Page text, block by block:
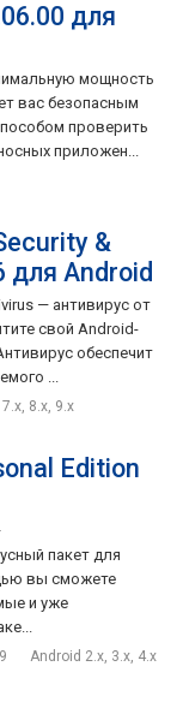
для
мощность
вас безопасным
проверить
приложен...
&
для Android
— антивирус от
свой Android-
обеспечит
...
8.x, 9.x
Edition
пакет для
вы сможете
и уже
Android 2.x, 3.x, 4.x